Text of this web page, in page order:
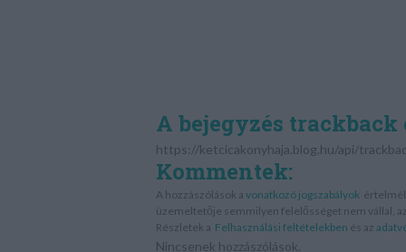
A bejegyzés trackback
https://ketcicakonyhaja.blog.hu/api/
Kommentek:
A hozzászólások a vonatkozó jogszabályok
üzemeltetője semmilyen felelősséget nem vállal,
Részletek a Felhasználási feltételekben és az
Nincsenek hozzászólások.